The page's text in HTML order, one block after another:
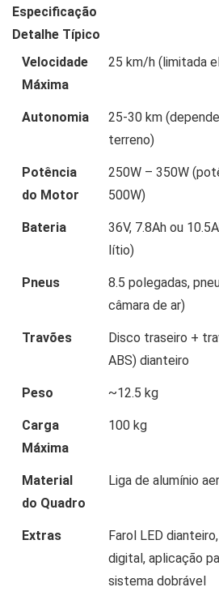
Especificação
Detalhe Típico
Velocidade
Máxima
25 km/h (limitada
Autonomia
25-30 km
terreno)
Potência
do Motor
250W – 350W
500W)
Bateria
36V, 7.8Ah ou
lítio)
Pneus
8.5 polegadas,
câmara de ar)
Travões
Disco traseiro +
ABS) dianteiro
Peso ~12.5 kg
Carga
Máxima
100 kg
Material
do Quadro
Liga de alumínio
Extras
Farol LED
digital, aplicação
sistema dobrável